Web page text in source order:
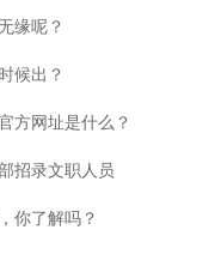
缘呢？
候出？
方网址是什么？
招录文职人员
你了解吗？